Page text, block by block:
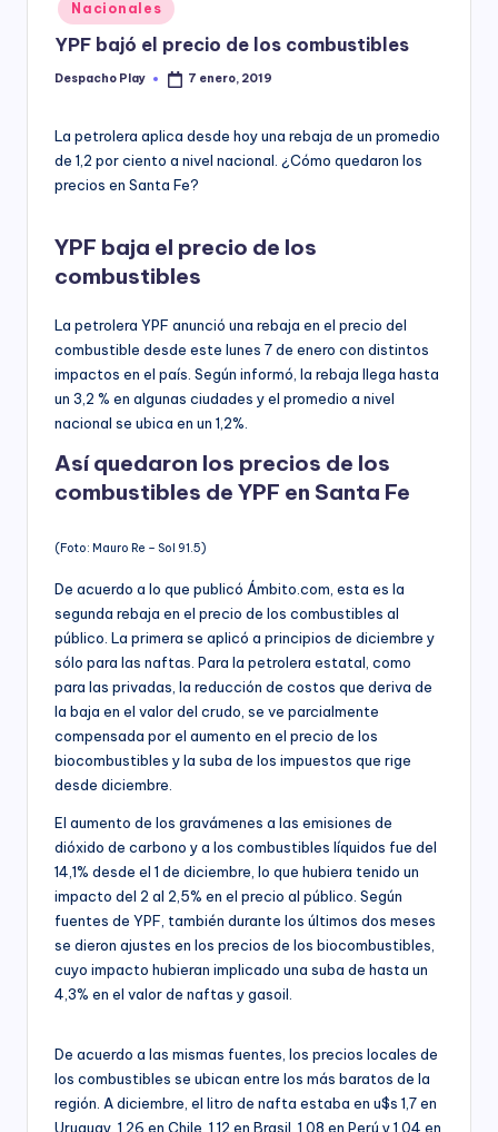
y
in
Nacionales
YPF bajó el precio de los combustibles
Posted
Despacho Play 7 enero, 2019
La petrolera aplica desde hoy una rebaja de un promedio
de 1,2 por ciento a nivel nacional. ¿Cómo quedaron los
precios en Santa Fe?
YPF baja el precio de los
combustibles
La petrolera YPF anunció una rebaja en el precio del
combustible desde este lunes 7 de enero con distintos
impactos en el país. Según informó, la rebaja llega hasta
un 3,2 % en algunas ciudades y el promedio a nivel
nacional se ubica en un 1,2%.
Así quedaron los precios de los
combustibles de YPF en Santa Fe
(Foto: Mauro Re – Sol 91.5)
De acuerdo a lo que publicó Ámbito.com, esta es la
segunda rebaja en el precio de los combustibles al
público. La primera se aplicó a principios de diciembre y
sólo para las naftas. Para la petrolera estatal, como
para las privadas, la reducción de costos que deriva de
la baja en el valor del crudo, se ve parcialmente
compensada por el aumento en el precio de los
biocombustibles y la suba de los impuestos que rige
desde diciembre.
El aumento de los gravámenes a las emisiones de
dióxido de carbono y a los combustibles líquidos fue del
14,1% desde el 1 de diciembre, lo que hubiera tenido un
impacto del 2 al 2,5% en el precio al público. Según
fuentes de YPF, también durante los últimos dos meses
se dieron ajustes en los precios de los biocombustibles,
cuyo impacto hubieran implicado una suba de hasta un
4,3% en el valor de naftas y gasoil.
De acuerdo a las mismas fuentes, los precios locales de
los combustibles se ubican entre los más baratos de la
región. A diciembre, el litro de nafta estaba en u$s 1,7 en
Uruguay, 1,26 en Chile, 1,12 en Brasil, 1,08 en Perú y 1,04 en